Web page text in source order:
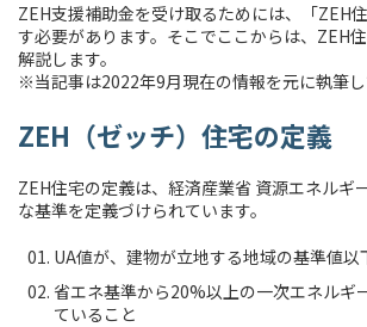
ZEH支援補助金を受け取るためには、「ZEH
す必要があります。そこでここからは、ZEH
解説します。
※当記事は2022年9月現在の情報を元に執筆し
ZEH（ゼッチ）住宅の定義
ZEH住宅の定義は、経済産業省 資源エネルギ
な基準を定義づけられています。
UA値が、建物が立地する地域の基準値以
省エネ基準から20%以上の一次エネルギ
ていること